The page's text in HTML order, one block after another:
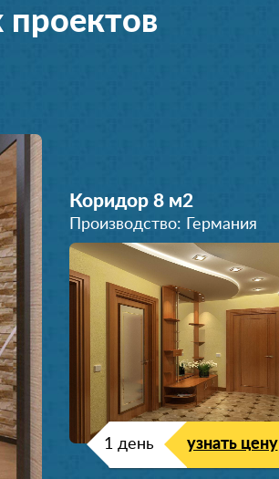
проектов
Коридор 8 м2
Производство: Германия
1 день узнать цену